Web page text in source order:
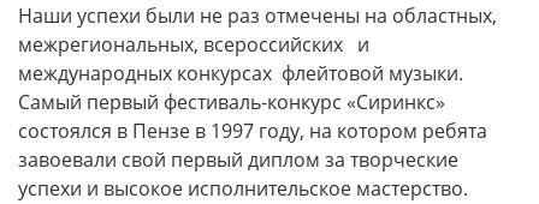
Наши успехи были не раз отмечены на областных,
межрегиональных, всероссийских и
международных конкурсах флейтовой музыки.
Самый первый фестиваль-конкурс «Сиринкс»
состоялся в Пензе в 1997 году, на котором ребята
завоевали свой первый диплом за творческие
успехи и высокое исполнительское мастерство.